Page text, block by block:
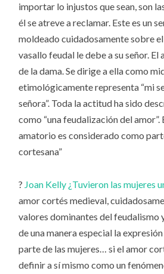
importar lo injustos que sean, son
él se atreve a reclamar. Este es un
moldeado cuidadosamente sobre
vasallo feudal le debe a su señor. El
de la dama. Se dirige a ella como
etimológicamente representa “mi
señora”. Toda la actitud ha sido
como “una feudalización del
amatorio es considerado como
cortesana”
? Joan Kelly ¿Tuvieron las mujeres
amor cortés medieval,
valores dominantes del feudalismo
de una manera especial la
parte de las mujeres… si el amor
definir a sí mismo como un